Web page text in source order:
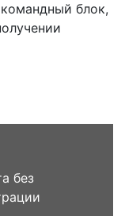
блок,
без